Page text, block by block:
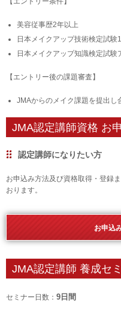
美容従事歴2年以上
日本メイクアップ技術検定試験
日本メイクアップ知識検定試験
【エントリー後の課題審査】
JMAからのメイク課題を提出し
JMA認定講師資格 お
認定講師になりたい方
お申込み方法及び資格取得・登録
おります。
お申込
JMA認定講師 養成セ
セミナー日数： 9日間